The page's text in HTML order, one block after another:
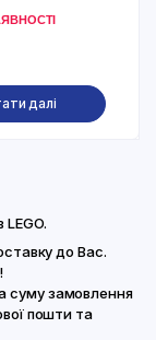
далі
LEGO.
до Вас.
суму замовлення
пошти та